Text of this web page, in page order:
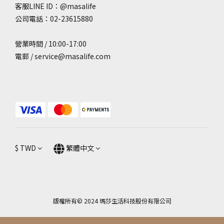
客服LINE ID：@masalife
公司電話：02-23615880
營業時間 / 10:00-17:00
電郵 / service@masalife.com
$ TWD 繁體中文
版權所有© 2024 瑪莎生活科技股份有限公司